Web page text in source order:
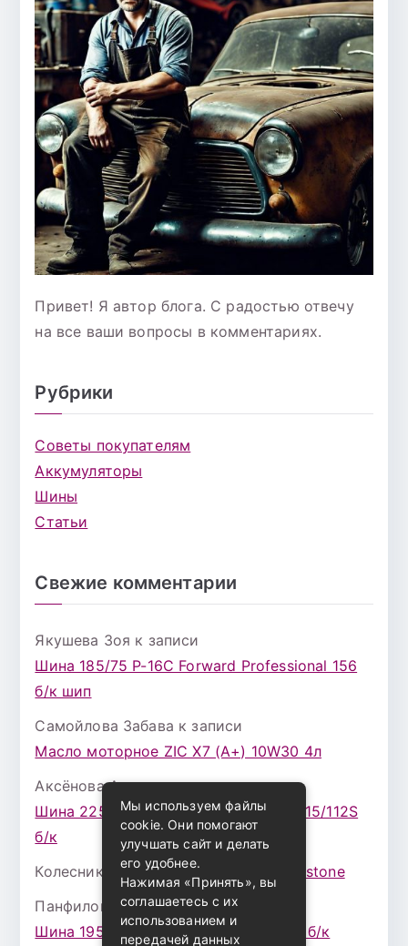
Привет! Я автор блога. С радостью отвечу
на все ваши вопросы в комментариях.
Рубрики
Советы покупателям
Аккумуляторы
Шины
Статьи
Свежие комментарии
Якушева Зоя к записи
Шина 185/75 Р-16С Forward Professional 156
б/к шип
Самойлова Забава к записи
Масло моторное ZIC X7 (A+) 10W30 4л
Аксёнова Адельк записи
Шина 225/75 Р-16 Nokian Rotiva HT 115/112S
б/к
Колесникова Аурикак записи
Bridgestone
Панфилова Лирак записи
Шина 195/65 Р-15 Hankook K435 91Т б/к
Мы используем файлы
cookie. Они помогают
улучшать сайт и делать
его удобнее.
Нажимая «Принять», вы
соглашаетесь с их
использованием и
передачей данных